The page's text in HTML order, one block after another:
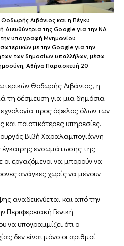
Λιβάνιος και η Πέγκυ
Διευθύντρια της Google για την ΝΑ
υπογραφή Μνημονίου
με την Google για την
των δημοσίων υπαλλήλων, μέσω
Αθήνα Παρασκευή 20
Θοδωρής Λιβάνιος, η
τη δέσμευση για μια δημόσια
προς όφελος όλων των
ποιοτικότερες υπηρεσίες.
Βιβή Χαραλαμπογιάννη
έγκαιρης ενσωμάτωσης της
εργαζόμενοι να μπορούν να
ανάγκες χωρίς να μένουν
αναδεικνύεται και από την
Περιφερειακή Γενική
να υπογραμμίζει ότι ο
δεν είναι μόνο οι αριθμοί